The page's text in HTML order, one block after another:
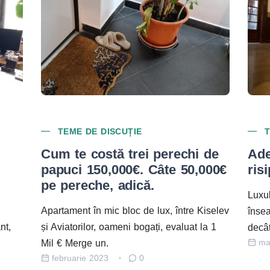
1
TEME DE DISCUȚIE
Adevăratul lux înseamnă
risipă
Luxul adevărat, prin însăși definiția lui,
înseamnă risipă Adică mai mare, mai mult
decât e necesar pentru a.
martie 2022
noi